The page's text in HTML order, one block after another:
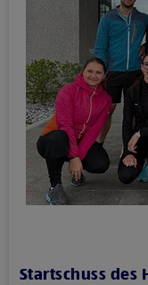
Startschuss des